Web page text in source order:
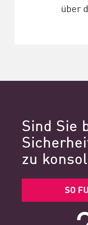
über
Sind Sie
zu
SO